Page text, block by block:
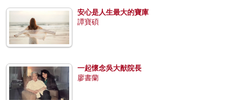
安心是人生最大的寶庫
譚寶碩
一起懷念吳大猷院長
廖書蘭